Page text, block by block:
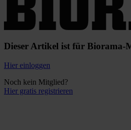
Dieser Artikel ist für Biorama-
Hier einloggen
Noch kein Mitglied?
Hier gratis registrieren